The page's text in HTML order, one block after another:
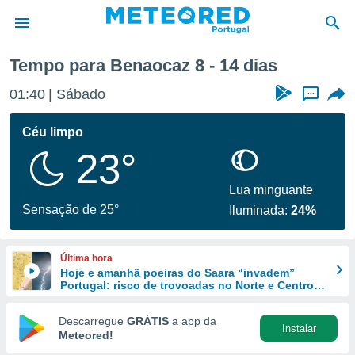
da
foi
fornecidas
a este
das
e
forma
digital
Tempo para Benaocaz 8 - 14 dias
01:40 Sábado ...
Céu limpo
23°
Sensação de 25°
Lua minguante
Iluminada:24%
Última hora
Hoje e amanhã poeiras do Saara “invadem”
Portugal: risco de trovoadas no Norte e Centro
Descarregue GRÁTIS a app da
Meteored!
Instalar